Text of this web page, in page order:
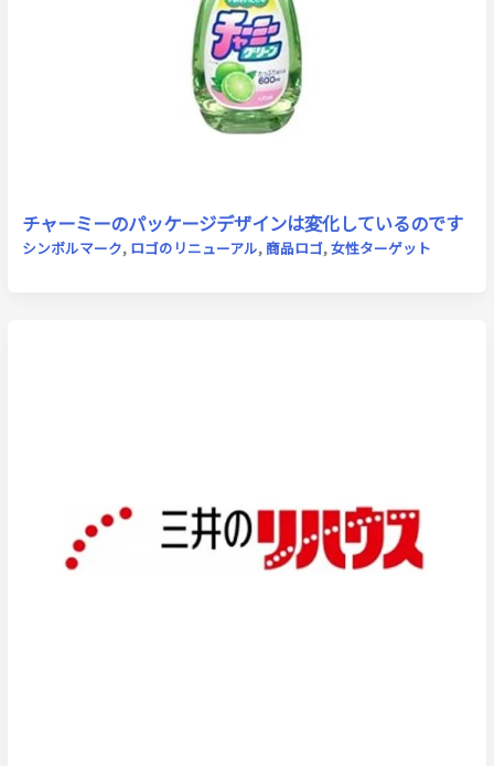
チャーミーのパッケージデザインは変化しているのです
シンボルマーク, ロゴのリニューアル, 商品ロゴ,女性ターゲット